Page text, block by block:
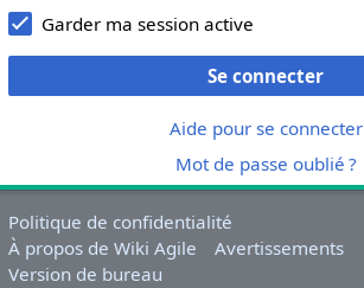
Garder ma session active
Se connecter
Aide pour se connecter
Mot de passe oublié ?
Politique de confidentialité
À propos de Wiki Agile
Avertissements
Version de bureau